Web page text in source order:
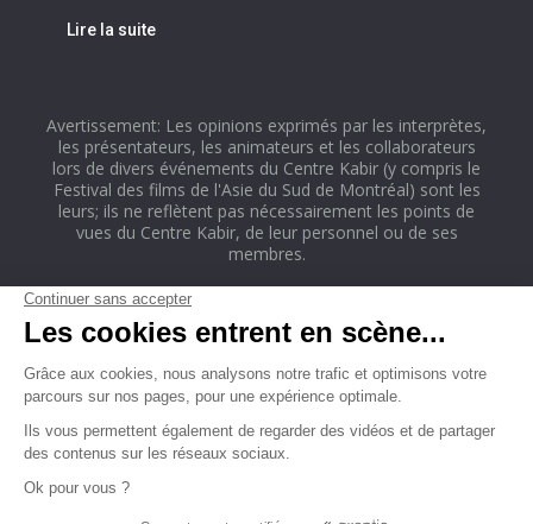
Lire la suite
Avertissement: Les opinions exprimés par les interprètes,
les présentateurs, les animateurs et les collaborateurs
lors de divers événements du Centre Kabir (y compris le
Festival des films de l'Asie du Sud de Montréal) sont les
leurs; ils ne reflètent pas nécessairement les points de
vues du Centre Kabir, de leur personnel ou de ses
membres.
À PROPOS
CLUB DE LECTURE
CLUB DE POÉSIE
PROJETS
NOUS JOINDRE